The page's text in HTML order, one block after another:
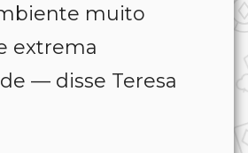
muito
extrema
— disse Teresa